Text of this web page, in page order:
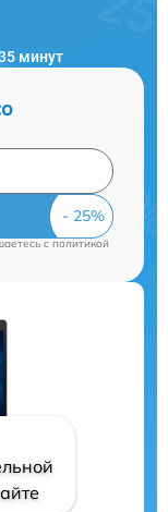
минут
cполитикой